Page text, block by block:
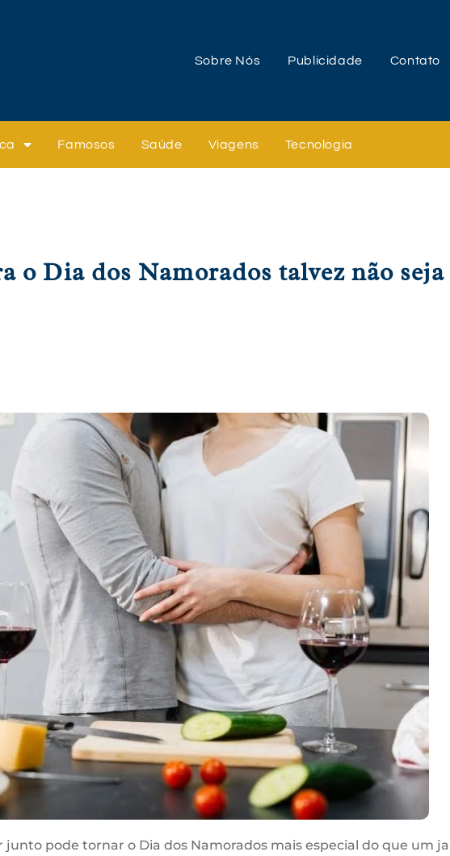
Sobre Nós Publicidade Contato
Famosos Saúde Viagens Tecnologia
o Dia dos Namorados talvez não seja
junto pode tornar o Dia dos Namorados mais especial do que um